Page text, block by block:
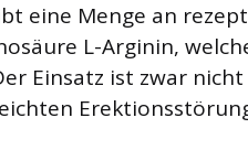
eine Menge an
L-Arginin,
Einsatz ist zwar